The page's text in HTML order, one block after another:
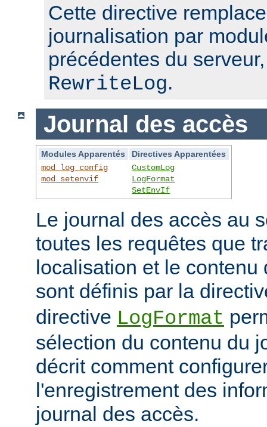
Cette directive
journalisation par
précédentes du
RewriteLog.
Journal des accès
Modules Apparentés
Directives Apparentées
mod_log_config
mod_setenvif
CustomLog
LogFormat
SetEnvIf
Le journal des accès au
toutes les requêtes que
localisation et le
sont définis par la
directive LogFormat
sélection du contenu du
décrit comment
l'enregistrement des
journal des accès.